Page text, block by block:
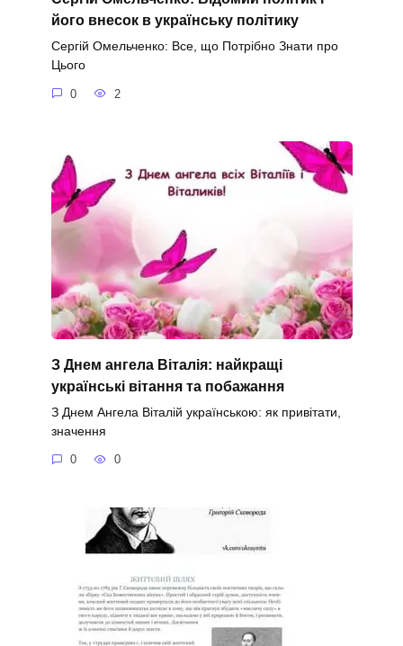
його внесок в українську політику
Сергій Омельченко: Все, що Потрібно Знати про
Цього
0 2
З Днем ангела Віталія: найкращі
українські вітання та побажання
З Днем Ангела Віталій українською: як привітати,
значення
0 0